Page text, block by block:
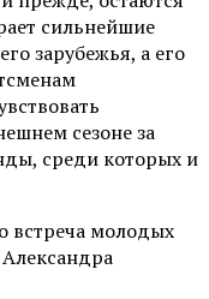
сильнейшие
зарубежья, а его
сезоне за
среди которых и
встреча молодых